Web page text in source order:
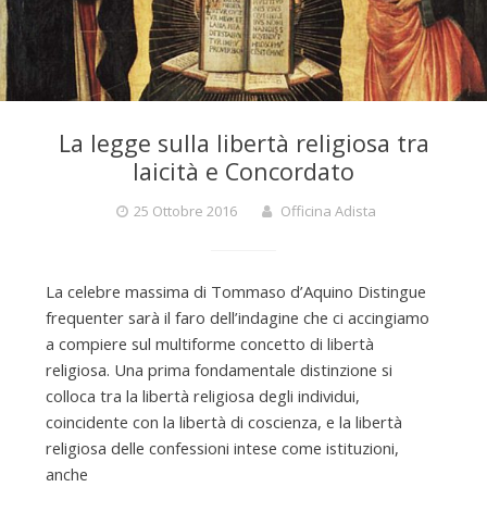
A
d
La legge sulla libertà religiosa tra
laicità e Concordato
25 Ottobre 2016 Officina Adista
La celebre massima di Tommaso d’Aquino Distingue
frequenter sarà il faro dell’indagine che ci accingiamo
a compiere sul multiforme concetto di libertà
religiosa. Una prima fondamentale distinzione si
colloca tra la libertà religiosa degli individui,
coincidente con la libertà di coscienza, e la libertà
religiosa delle confessioni intese come istituzioni,
anche